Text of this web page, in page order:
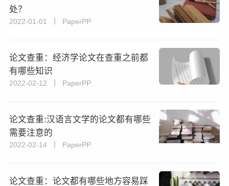
处？
2022-01-01 丨 PaperPP
论文查重：经济学论文在查重之前都
有哪些知识
2022-02-12 丨 PaperPP
论文查重:汉语言文学的论文都有哪些
需要注意的
2022-02-14 丨 PaperPP
论文查重：论文都有哪些地方容易踩